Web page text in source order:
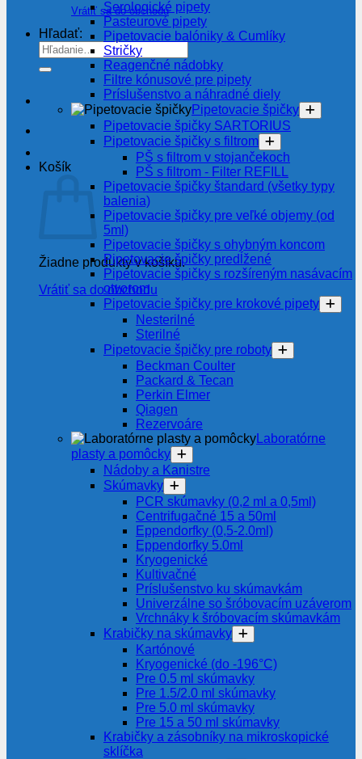
Vrátiť sa do obchodu
Hľadať:
Košík
Žiadne produkty v košíku.
Vrátiť sa do obchodu
Serologické pipety
Pasteurové pipety
Pipetovacie balóniky & Cumlíky
Stričky
Reagenčné nádobky
Filtre kónusové pre pipety
Príslušenstvo a náhradné diely
Pipetovacie špičky
Pipetovacie špičky SARTORIUS
Pipetovacie špičky s filtrom
PŠ s filtrom v stojančekoch
PŠ s filtrom - Filter REFILL
Pipetovacie špičky štandard (všetky typy
balenia)
Pipetovacie špičky pre veľké objemy (od
5ml)
Pipetovacie špičky s ohybným koncom
Pipetovacie špičky predĺžené
Pipetovacie špičky s rozšíreným nasávacím
otvorom
Pipetovacie špičky pre krokové pipety
Nesterilné
Sterilné
Pipetovacie špičky pre roboty
Beckman Coulter
Packard & Tecan
Perkin Elmer
Qiagen
Rezervoáre
Laboratórne
plasty a pomôcky
Nádoby a Kanistre
Skúmavky
PCR skúmavky (0,2 ml a 0,5ml)
Centrifugačné 15 a 50ml
Eppendorfky (0,5-2.0ml)
Eppendorfky 5.0ml
Kryogenické
Kultivačné
Príslušenstvo ku skúmavkám
Univerzálne so šróbovacím uzáverom
Vrchnáky k šróbovacím skúmavkám
Krabičky na skúmavky
Kartónové
Kryogenické (do -196°C)
Pre 0.5 ml skúmavky
Pre 1.5/2.0 ml skúmavky
Pre 5.0 ml skúmavky
Pre 15 a 50 ml skúmavky
Krabičky a zásobníky na mikroskopické
sklíčka